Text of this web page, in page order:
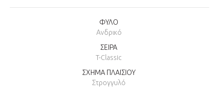
ΦΥΛΟ
Ανδρικό
ΣΕΙΡΑ
T-Classic
ΣΧΗΜΑ ΠΛΑΙΣΙΟΥ
Στρογγυλό